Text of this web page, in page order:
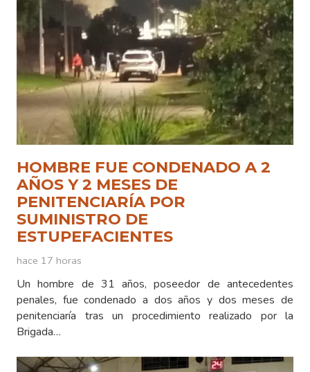
HOMBRE FUE CONDENADO A 2
AÑOS Y 2 MESES DE
PENITENCIARÍA POR
SUMINISTRO DE
ESTUPEFACIENTES
hace 17 horas
Un hombre de 31 años, poseedor de antecedentes
penales, fue condenado a dos años y dos meses de
penitenciaría tras un procedimiento realizado por la
Brigada…